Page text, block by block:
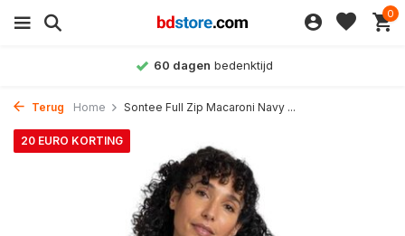
0
Terug Home Sontee Full Zip Macaroni Navy ...
20 EURO KORTING